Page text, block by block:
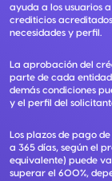
ayuda a los usuarios
crediticios
necesidades y perfil.
La aprobación del
parte de cada entidad
demás condiciones
y el perfil del
Los plazos de pago
a 365 días, según el
equivalente) puede
superar el 600%,